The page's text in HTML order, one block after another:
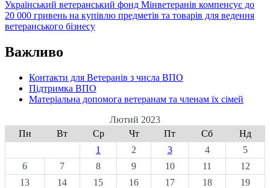
Український ветеранський фонд Мінветеранів компенсує до
20 000 гривень на купівлю предметів та товарів для ведення
ветеранського бізнесу
Важливо
Контакти для Ветеранів з числа ВПО
Підтримка ВПО
Матеріальна допомога ветеранам та членам їх сімей
Лютий 2023
Пн
Вт Ср Чт Пт Сб
Нд
1
2 3 4
5
6
7 8 9 10 11
12
13
14 15 16 17 18
19